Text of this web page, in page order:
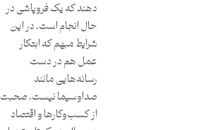
دهند که یک فروپاشی در
حال انجام است. در این
شرایط مبهم که ابتکار
عمل هم در دست
رسانه‌هایی مانند
صداوسیما نیست، صحبت
از کسب‌وکارها و اقتصاد